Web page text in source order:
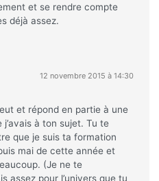
et se rendre compte
déjà assez.
12 novembre 2015 à 14:30
et répond en partie à une
à ton sujet. Tu te
que je suis ta formation
mai de cette année et
(Je ne te
assez pour l’univers que tu